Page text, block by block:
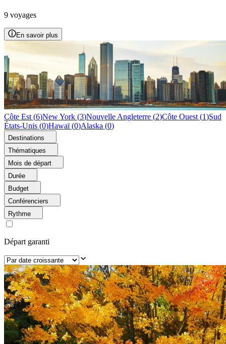
9 voyages
En savoir plus
Côte Est (6)New York (3)Nouvelle Angleterre (2)Côte Ouest (1)Sud
États-Unis (0)Hawaï (0)Alaska (0)
Destinations
Thématiques
Mois de départ
Durée
Budget
Conférenciers
Rythme
Départ garanti